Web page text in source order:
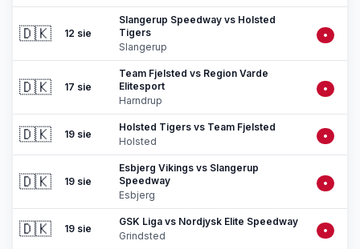
🇩🇰 12 sie
Slangerup Speedway vs Holsted
Tigers
Slangerup
•
🇩🇰 17 sie
Team Fjelsted vs Region Varde
Elitesport
Harndrup
•
🇩🇰 19 sie
Holsted Tigers vs Team Fjelsted
Holsted
•
🇩🇰 19 sie
Esbjerg Vikings vs Slangerup
Speedway
Esbjerg
•
🇩🇰 19 sie
GSK Liga vs Nordjysk Elite Speedway
Grindsted
•